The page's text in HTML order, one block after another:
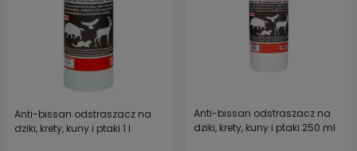
Anti-bissan odstraszacz na
dziki, krety, kuny i ptaki 1 l
Anti-bissan odstraszacz na
dziki, krety, kuny i ptaki 250 ml